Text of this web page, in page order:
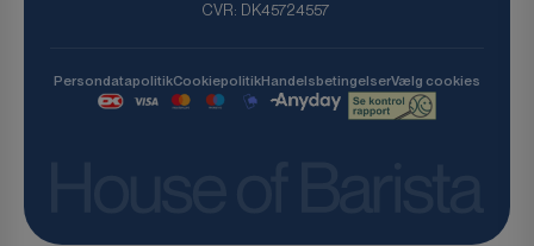
CVR: DK45724557
PersondatapolitikCookiepolitikHandelsbetingelserVælg cookies